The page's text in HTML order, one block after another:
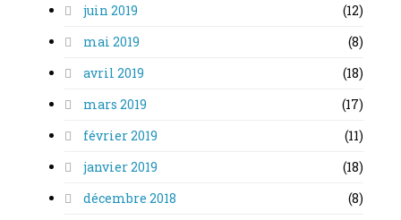
juin 2019
(12)
mai 2019
(8)
avril 2019
(18)
mars 2019
(17)
février 2019
(11)
janvier 2019
(18)
décembre 2018
(8)